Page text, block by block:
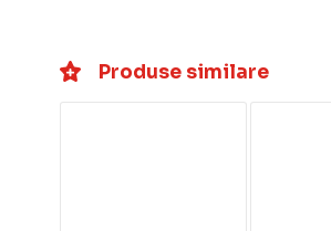
Produse similare